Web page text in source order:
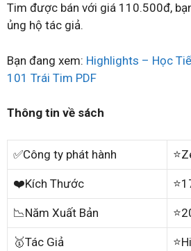
Tim được bán với giá 110.500đ,
ủng hộ tác giả.
Bạn đang xem: Highlights – Học
101 Trái Tim PDF
Thông tin về sách
✅Công ty phát hành
❤️Kích Thước
📉Năm Xuất Bản
🥇Tác Giả